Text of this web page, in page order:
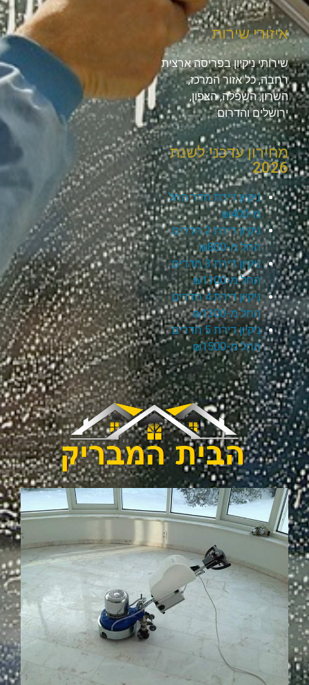
איזורי שירות
שירותי ניקיון בפריסה ארצית
רחבה, כל אזור המרכז,
השרון, השפלה, הצפון,
ירושלים והדרום.
מחירון עדכני לשנת
2026
ניקיון דירת חדר החל
מ-₪400
ניקיון דירת 2 חדרים
החל מ-₪800
ניקיון דירת 3 חדרים
החל מ-₪1100
ניקיון דירת 4 חדרים
החל מ-₪1300
ניקיון דירת 5 חדרים
החל מ-₪1500